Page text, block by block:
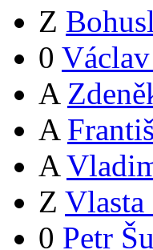
Z
0
A
A
A
Z Vlasta
0 Petr